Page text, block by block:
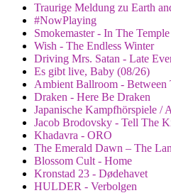
Traurige Meldung zu Earth
#NowPlaying
Smokemaster - In The Temple
Wish - The Endless Winter
Driving Mrs. Satan - Late
Es gibt live, Baby (08/26)
Ambient Ballroom - Between
Draken - Here Be Draken
Japanische Kampfhörspiele /
Jacob Brodovsky - Tell The
Khadavra - ORO
The Emerald Dawn – The
Blossom Cult - Home
Kronstad 23 - Dødehavet
HULDER - Verbolgen